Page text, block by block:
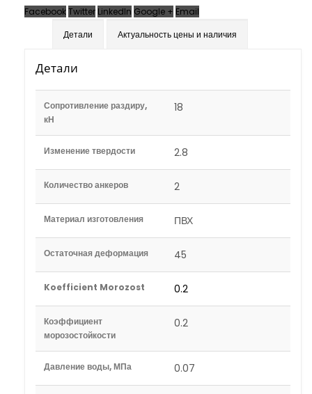
FacebookTwitter LinkedIn Google + Email
Детали
Актуальность цены и наличия
Детали
Сопротивление раздиру,
кН
18
Изменение твердости 2.8
Количество анкеров 2
Материал изготовления ПВХ
Остаточная деформация 45
Koefficient Morozost 0.2
Коэффициент
морозостойкости
0.2
Давление воды, МПа 0.07